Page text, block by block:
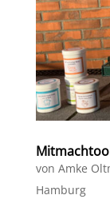
von Amke
Hamburg